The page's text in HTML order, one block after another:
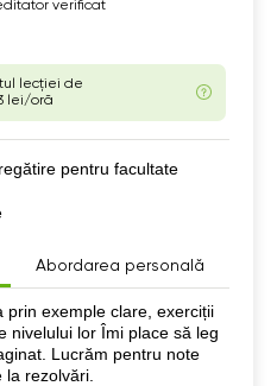
verificat
lecției de
lei/oră
pentru facultate
Abordarea personală
prin exemple clare, exerciții
nivelului lor Îmi place să leg
Lucrăm pentru note
rezolvări.